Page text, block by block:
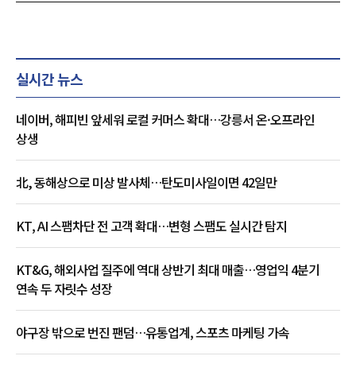
실시간 뉴스
네이버, 해피빈 앞세워 로컬 커머스 확대…강릉서 온·오프라인
상생
北, 동해상으로 미상 발사체…탄도미사일이면 42일만
KT, AI 스팸차단 전 고객 확대…변형 스팸도 실시간 탐지
KT&G, 해외사업 질주에 역대 상반기 최대 매출…영업익 4분기
연속 두 자릿수 성장
야구장 밖으로 번진 팬덤…유통업계, 스포츠 마케팅 가속